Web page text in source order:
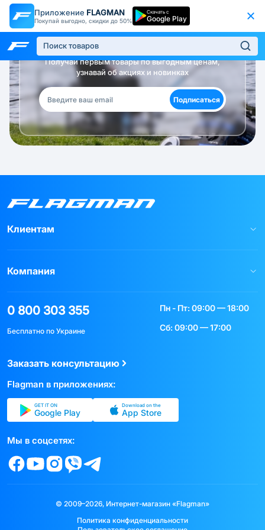
Приложение FLAGMAN
Покупай выгодно, скидки до 50%
Скачать с
Google Play
Будь в курсе!
Получай первым товары по выгодным ценам,
узнавай об акциях и новинках
Подписаться
Клиентам
Компания
0 800 303 355
Бесплатно по Украине
Пн - Пт: 09:00 — 18:00
Сб: 09:00 — 17:00
Заказать консультацию
Flagman в приложениях:
GET IT ON
Google Play
Download on the
App Store
Мы в соцсетях:
© 2009–2026, Интернет-магазин «Flagman»
Политика конфиденциальности